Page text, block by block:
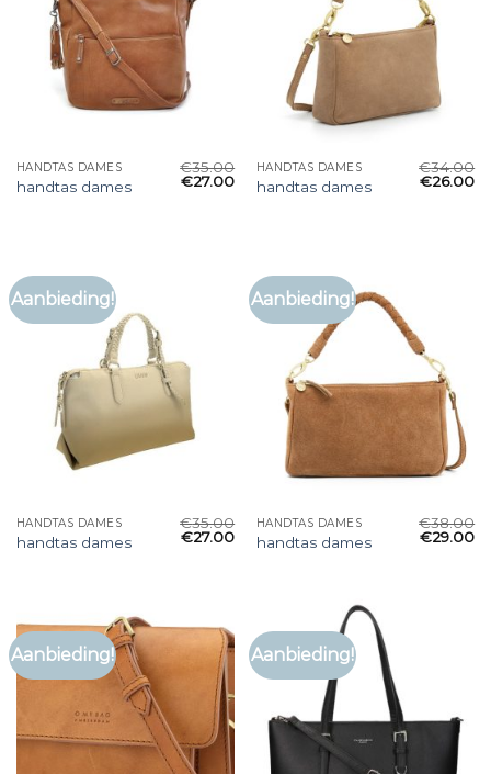
HANDTAS DAMES
handtas dames
€35.00
€27.00
HANDTAS DAMES
handtas dames
€34.00
€26.00
Aanbieding!
HANDTAS DAMES
handtas dames
€35.00
€27.00
Aanbieding!
HANDTAS DAMES
handtas dames
€38.00
€29.00
Aanbieding! Aanbieding!